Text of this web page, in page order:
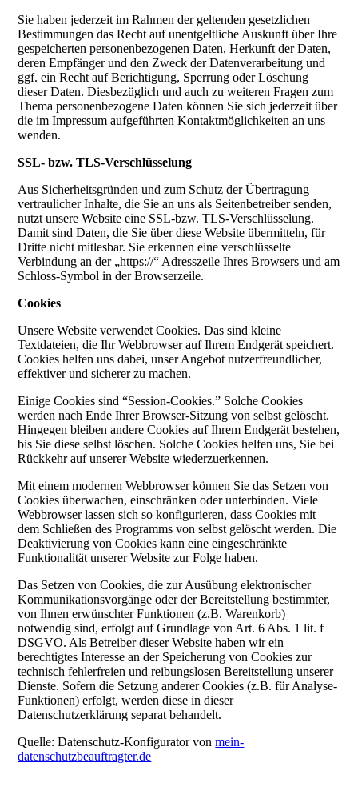
Sie haben jederzeit im Rahmen der geltenden gesetzlichen
Bestimmungen das Recht auf unentgeltliche Auskunft über Ihre
gespeicherten personenbezogenen Daten, Herkunft der Daten,
deren Empfänger und den Zweck der Datenverarbeitung und
ggf. ein Recht auf Berichtigung, Sperrung oder Löschung
dieser Daten. Diesbezüglich und auch zu weiteren Fragen zum
Thema personenbezogene Daten können Sie sich jederzeit über
die im Impressum aufgeführten Kontaktmöglichkeiten an uns
wenden.
SSL- bzw. TLS-Verschlüsselung
Aus Sicherheitsgründen und zum Schutz der Übertragung
vertraulicher Inhalte, die Sie an uns als Seitenbetreiber senden,
nutzt unsere Website eine SSL-bzw. TLS-Verschlüsselung.
Damit sind Daten, die Sie über diese Website übermitteln, für
Dritte nicht mitlesbar. Sie erkennen eine verschlüsselte
Verbindung an der „https://“ Adresszeile Ihres Browsers und am
Schloss-Symbol in der Browserzeile.
Cookies
Unsere Website verwendet Cookies. Das sind kleine
Textdateien, die Ihr Webbrowser auf Ihrem Endgerät speichert.
Cookies helfen uns dabei, unser Angebot nutzerfreundlicher,
effektiver und sicherer zu machen.
Einige Cookies sind “Session-Cookies.” Solche Cookies
werden nach Ende Ihrer Browser-Sitzung von selbst gelöscht.
Hingegen bleiben andere Cookies auf Ihrem Endgerät bestehen,
bis Sie diese selbst löschen. Solche Cookies helfen uns, Sie bei
Rückkehr auf unserer Website wiederzuerkennen.
Mit einem modernen Webbrowser können Sie das Setzen von
Cookies überwachen, einschränken oder unterbinden. Viele
Webbrowser lassen sich so konfigurieren, dass Cookies mit
dem Schließen des Programms von selbst gelöscht werden. Die
Deaktivierung von Cookies kann eine eingeschränkte
Funktionalität unserer Website zur Folge haben.
Das Setzen von Cookies, die zur Ausübung elektronischer
Kommunikationsvorgänge oder der Bereitstellung bestimmter,
von Ihnen erwünschter Funktionen (z.B. Warenkorb)
notwendig sind, erfolgt auf Grundlage von Art. 6 Abs. 1 lit. f
DSGVO. Als Betreiber dieser Website haben wir ein
berechtigtes Interesse an der Speicherung von Cookies zur
technisch fehlerfreien und reibungslosen Bereitstellung unserer
Dienste. Sofern die Setzung anderer Cookies (z.B. für Analyse-
Funktionen) erfolgt, werden diese in dieser
Datenschutzerklärung separat behandelt.
Quelle: Datenschutz-Konfigurator vonmein-
datenschutzbeauftragter.de